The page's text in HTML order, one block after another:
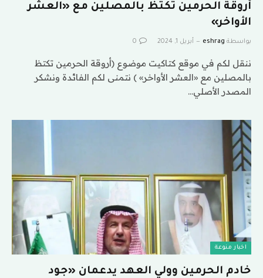
أروقة الحرمين تكتظ بالمصلين مع «العشر
الأواخر»
بواسطة eshrag أبريل 1, 2024 0
ننقل لكم في موقع كتاكيت موضوع (أروقة الحرمين تكتظ
بالمصلين مع «العشر الأواخر» ) نتمنى لكم الفائدة ونشكر
المصدر الأصلي…
اخبار منوعة
خادم الحرمين وولي العهد يدعمان «جود